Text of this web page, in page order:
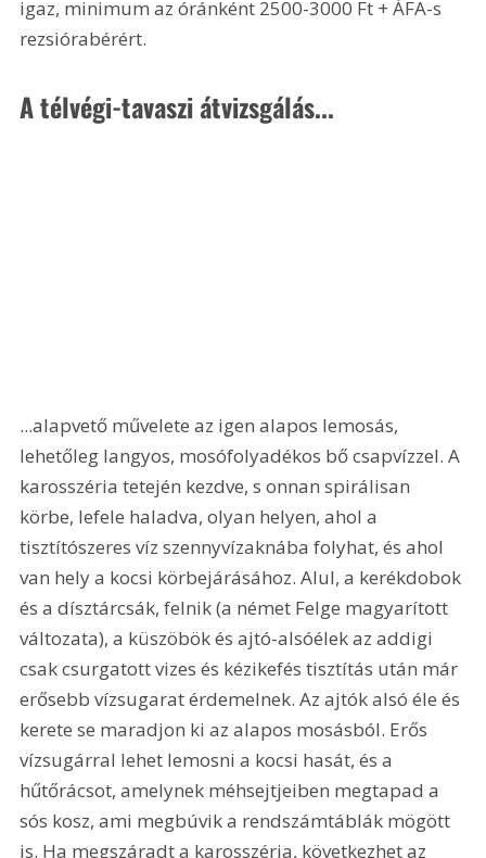
igaz, minimum az óránként 2500-3000 Ft + ÁFA-s
rezsiórabérért.
A télvégi-tavaszi átvizsgálás...
...alapvető művelete az igen alapos lemosás,
lehetőleg langyos, mosófolyadékos bő csapvízzel. A
karosszéria tetején kezdve, s onnan spirálisan
körbe, lefele haladva, olyan helyen, ahol a
tisztítószeres víz szennyvízaknába folyhat, és ahol
van hely a kocsi körbejárásához. Alul, a kerékdobok
és a dísztárcsák, felnik (a német Felge magyarított
változata), a küszöbök és ajtó-alsóélek az addigi
csak csurgatott vizes és kézikefés tisztítás után már
erősebb vízsugarat érdemelnek. Az ajtók alsó éle és
kerete se maradjon ki az alapos mosásból. Erős
vízsugárral lehet lemosni a kocsi hasát, és a
hűtőrácsot, amelynek méhsejtjeiben megtapad a
sós kosz, ami megbúvik a rendszámtáblák mögött
is. Ha megszáradt a karosszéria, következhet az